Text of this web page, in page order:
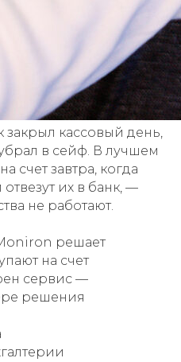
закрыл кассовый день,
в сейф. В лучшем
счет завтра, когда
их в банк, —
не работают.
решает
на счет
сервис —
решения